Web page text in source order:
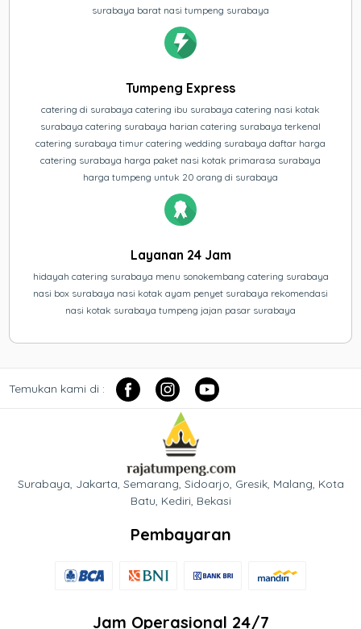
surabaya barat nasi tumpeng surabaya
Tumpeng Express
catering di surabaya catering ibu surabaya catering nasi kotak
surabaya catering surabaya harian catering surabaya terkenal
catering surabaya timur catering wedding surabaya daftar harga
catering surabaya harga paket nasi kotak primarasa surabaya
harga tumpeng untuk 20 orang di surabaya
Layanan 24 Jam
hidayah catering surabaya menu sonokembang catering surabaya
nasi box surabaya nasi kotak ayam penyet surabaya rekomendasi
nasi kotak surabaya tumpeng jajan pasar surabaya
Temukan kami di :
Surabaya, Jakarta, Semarang, Sidoarjo, Gresik, Malang, Kota
Batu, Kediri, Bekasi
Pembayaran
Jam Operasional 24/7